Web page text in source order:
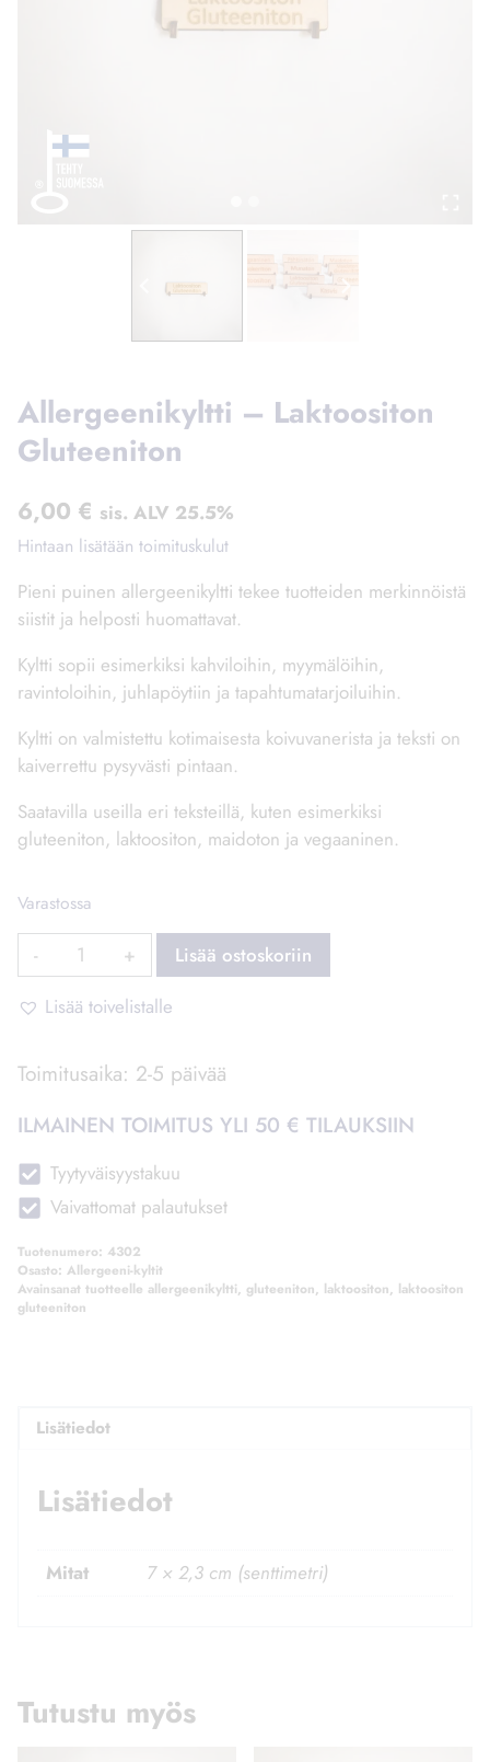
Allergeenikyltti – Laktoositon
Gluteeniton
6,00 € sis. ALV 25.5%
Hintaan lisätään toimituskulut
Pieni puinen allergeenikyltti tekee tuotteiden merkinnöistä
siistit ja helposti huomattavat.
Kyltti sopii esimerkiksi kahviloihin, myymälöihin,
ravintoloihin, juhlapöytiin ja tapahtumatarjoiluihin.
Kyltti on valmistettu kotimaisesta koivuvanerista ja teksti on
kaiverrettu pysyvästi pintaan.
Saatavilla useilla eri teksteillä, kuten esimerkiksi
gluteeniton, laktoositon, maidoton ja vegaaninen.
Varastossa
Allergeenikyltti
–
Laktoositon
Lisää ostoskoriin
Lisää toivelistalle
Toimitusaika: 2-5 päivää
ILMAINEN TOIMITUS YLI 50 € TILAUKSIIN
Tyytyväisyystakuu
Vaivattomat palautukset
Tuotenumero: 4302
Osasto: Allergeeni-kyltit
Avainsanat tuotteelle allergeenikyltti, gluteeniton, laktoositon, laktoositon
gluteeniton
Lisätiedot
Lisätiedot
Mitat 7 × 2,3 cm (senttimetri)
Tutustu myös